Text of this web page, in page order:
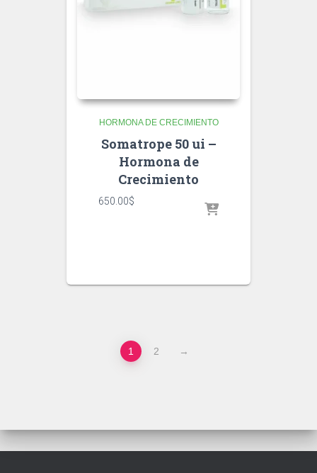
HORMONA DE CRECIMIENTO
Somatrope 50 ui –
Hormona de
Crecimiento
650.00$
1 2 →